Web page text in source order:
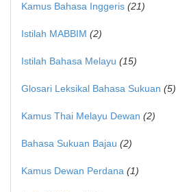
Kamus Bahasa Inggeris (21)
Istilah MABBIM (2)
Istilah Bahasa Melayu (15)
Glosari Leksikal Bahasa Sukuan (5)
Kamus Thai Melayu Dewan (2)
Bahasa Sukuan Bajau (2)
Kamus Dewan Perdana (1)